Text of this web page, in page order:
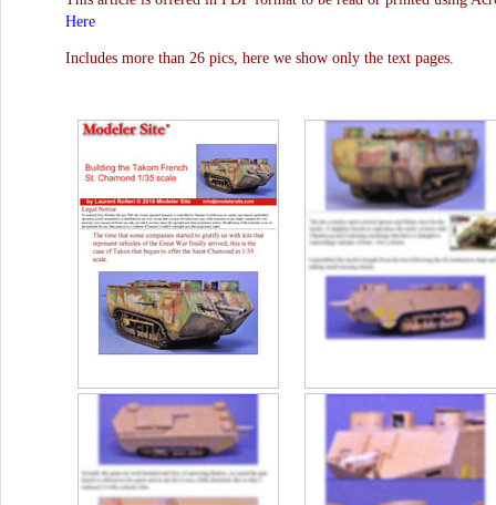
Here
Includes more than 26 pics, here we show only the text pages.